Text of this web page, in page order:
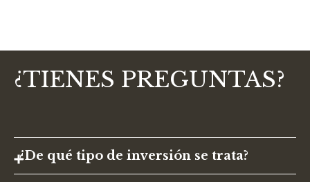
¿TIENES PREGUNTAS?
¿De qué tipo de inversión se trata?